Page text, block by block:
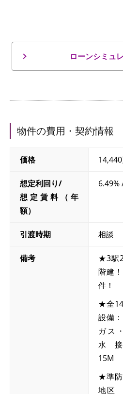
ローンシミュ
物件の費用・契約情報
価格
想定利回り/
想定賃料（年
額）
6.49%
引渡時期 相談
備考
★3駅
階建
件！
★全
設備
ガス
水 接
15M
★準
地区